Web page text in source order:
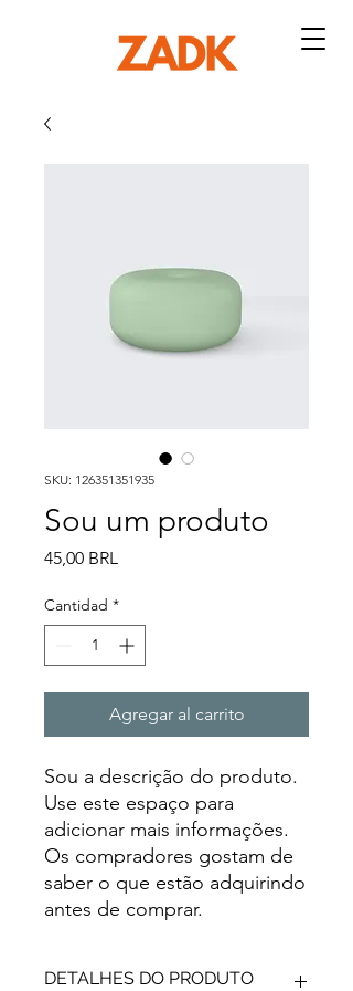
SKU: 126351351935
Sou um produto
45,00 BRL
Cantidad *
Agregar al carrito
Sou a descrição do produto.
Use este espaço para
adicionar mais informações.
Os compradores gostam de
saber o que estão adquirindo
antes de comprar.
DETALHES DO PRODUTO